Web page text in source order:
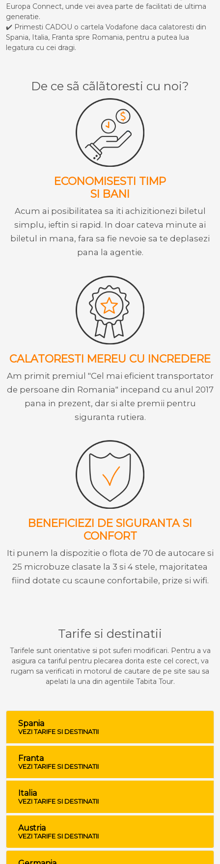
Europa Connect, unde vei avea parte de facilitati de ultima
generatie.
✔️ Primesti CADOU o cartela Vodafone daca calatoresti din
Spania, Italia, Franta spre Romania, pentru a putea lua
legatura cu cei dragi.
De ce sã cãlãtoresti cu noi?
ECONOMISESTI TIMP
SI BANI
Acum ai posibilitatea sa iti achizitionezi biletul
simplu, ieftin si rapid. In doar cateva minute ai
biletul in mana, fara sa fie nevoie sa te deplasezi
pana la agentie.
CALATORESTI MEREU CU INCREDERE
Am primit premiul "Cel mai eficient transportator
de persoane din Romania" incepand cu anul 2017
pana in prezent, dar si alte premii pentru
siguranta rutiera.
BENEFICIEZI DE SIGURANTA SI
CONFORT
Iti punem la dispozitie o flota de 70 de autocare si
25 microbuze clasate la 3 si 4 stele, majoritatea
fiind dotate cu scaune confortabile, prize si wifi.
Tarife si destinatii
Tarifele sunt orientative si pot suferi modificari. Pentru a va
asigura ca tariful pentru plecarea dorita este cel corect, va
rugam sa verificati in motorul de cautare de pe site sau sa
apelati la una din agentiile Tabita Tour.
Spania
VEZI TARIFE SI DESTINATII
Franta
VEZI TARIFE SI DESTINATII
Italia
VEZI TARIFE SI DESTINATII
Austria
VEZI TARIFE SI DESTINATII